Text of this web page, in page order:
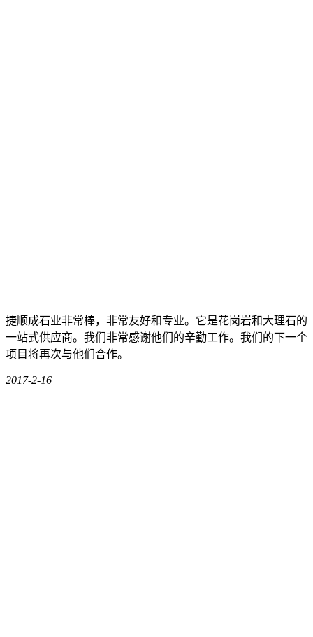
捷顺成石业非常棒，非常友好和专业。它是花岗岩和大理石的
一站式供应商。我们非常感谢他们的辛勤工作。我们的下一个
项目将再次与他们合作。
2017-2-16